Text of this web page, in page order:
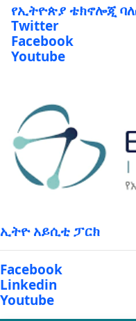
የኢትዮጵያ ቴክኖሎጂ
Twitter
Facebook
Youtube
ኢትዮ አይሲቲ ፓርክ
Facebook
Linkedin
Youtube